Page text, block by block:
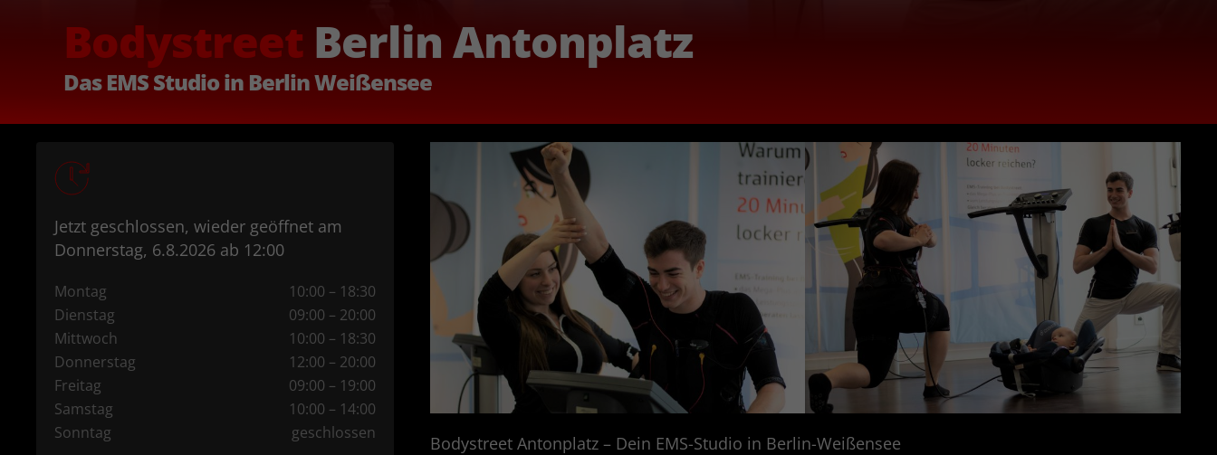
Bodystreet Berlin Antonplatz
Das EMS Studio in Berlin Weißensee
Jetzt geschlossen, wieder geöffnet am
Donnerstag, 6.8.2026 ab 12:00
Montag 10:00 – 18:30
Dienstag
09:00 – 20:00
Mittwoch
10:00 – 18:30
Donnerstag
12:00 – 20:00
Freitag
09:00 – 19:00
Samstag
10:00 – 14:00
Sonntag
geschlossen
Bodystreet Antonplatz – Dein EMS-Studio in Berlin-Weißensee